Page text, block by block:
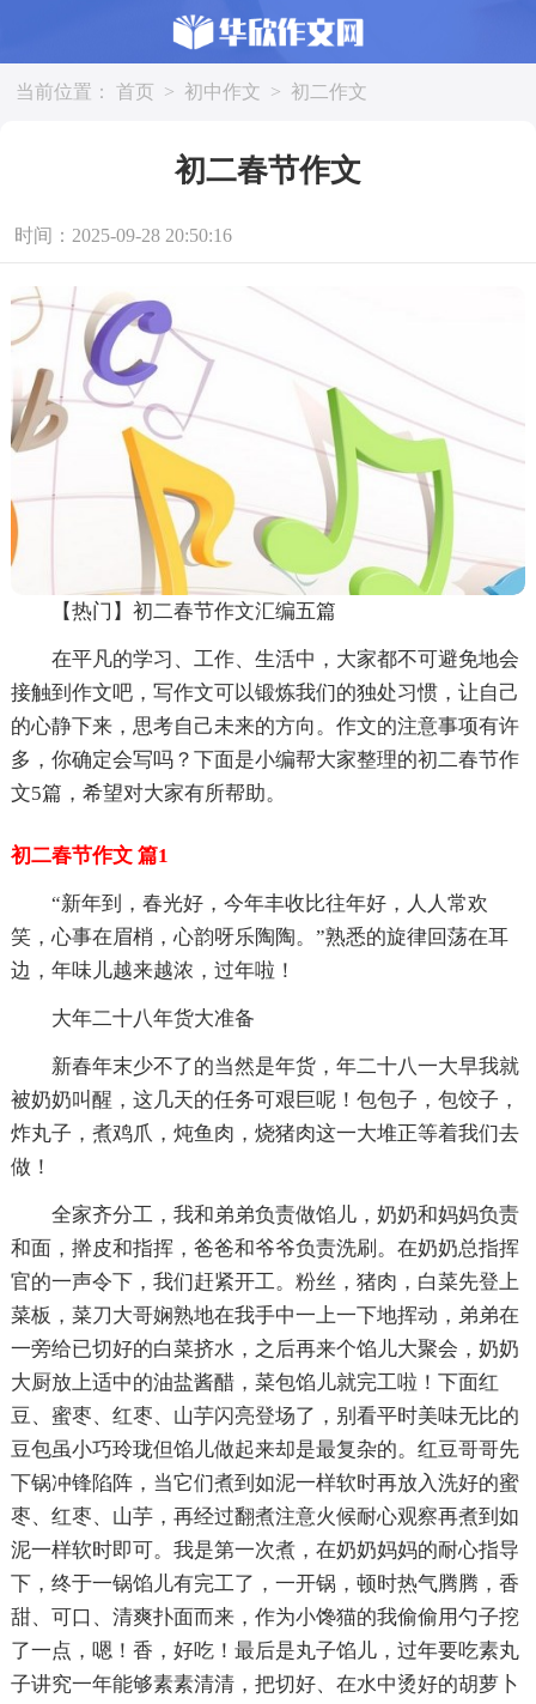
当前位置： 首页 > 初中作文 > 初二作文
初二春节作文
时间：2025-09-28 20:50:16
【热门】初二春节作文汇编五篇
在平凡的学习、工作、生活中，大家都不可避免地会
接触到作文吧，写作文可以锻炼我们的独处习惯，让自己
的心静下来，思考自己未来的方向。作文的注意事项有许
多，你确定会写吗？下面是小编帮大家整理的初二春节作
文5篇，希望对大家有所帮助。
初二春节作文 篇1
“新年到，春光好，今年丰收比往年好，人人常欢
笑，心事在眉梢，心韵呀乐陶陶。”熟悉的旋律回荡在耳
边，年味儿越来越浓，过年啦！
大年二十八年货大准备
新春年末少不了的当然是年货，年二十八一大早我就
被奶奶叫醒，这几天的任务可艰巨呢！包包子，包饺子，
炸丸子，煮鸡爪，炖鱼肉，烧猪肉这一大堆正等着我们去
做！
全家齐分工，我和弟弟负责做馅儿，奶奶和妈妈负责
和面，擀皮和指挥，爸爸和爷爷负责洗刷。在奶奶总指挥
官的一声令下，我们赶紧开工。粉丝，猪肉，白菜先登上
菜板，菜刀大哥娴熟地在我手中一上一下地挥动，弟弟在
一旁给已切好的白菜挤水，之后再来个馅儿大聚会，奶奶
大厨放上适中的油盐酱醋，菜包馅儿就完工啦！下面红
豆、蜜枣、红枣、山芋闪亮登场了，别看平时美味无比的
豆包虽小巧玲珑但馅儿做起来却是最复杂的。红豆哥哥先
下锅冲锋陷阵，当它们煮到如泥一样软时再放入洗好的蜜
枣、红枣、山芋，再经过翻煮注意火候耐心观察再煮到如
泥一样软时即可。我是第一次煮，在奶奶妈妈的耐心指导
下，终于一锅馅儿有完工了，一开锅，顿时热气腾腾，香
甜、可口、清爽扑面而来，作为小馋猫的我偷偷用勺子挖
了一点，嗯！香，好吃！最后是丸子馅儿，过年要吃素丸
子讲究一年能够素素清清，把切好、在水中烫好的胡萝卜